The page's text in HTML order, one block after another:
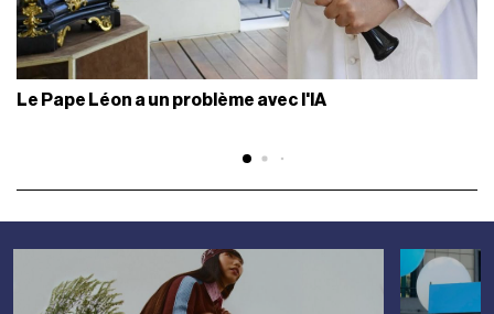
Le Pape Léon a un problème avec l'IA